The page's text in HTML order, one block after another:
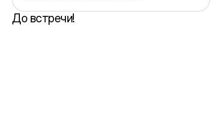
До встречи!